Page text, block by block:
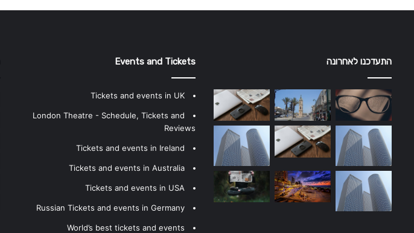
התעדכנו לאחרונה Events and Tickets
Tickets and events in UK
London Theatre - Schedule, Tickets and
Reviews
Tickets and events in Ireland
Tickets and events in Australia
Tickets and events in USA
Russian Tickets and events in Germany
World’s best tickets and events